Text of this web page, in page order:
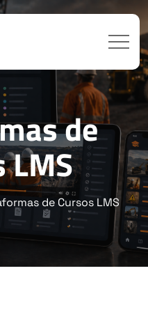
de
LMS
de Cursos LMS